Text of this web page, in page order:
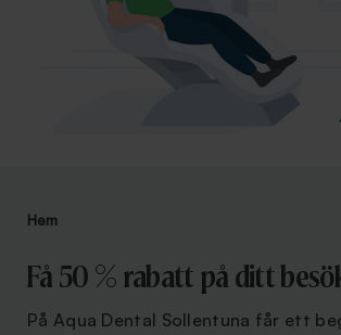
Hem
Få 50 % rabatt på ditt
På Aqua Dental Sollentuna får ett